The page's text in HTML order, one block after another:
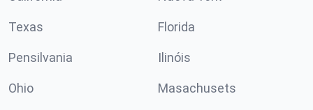
Texas Florida
Pensilvania Ilinóis
Ohio Masachusets